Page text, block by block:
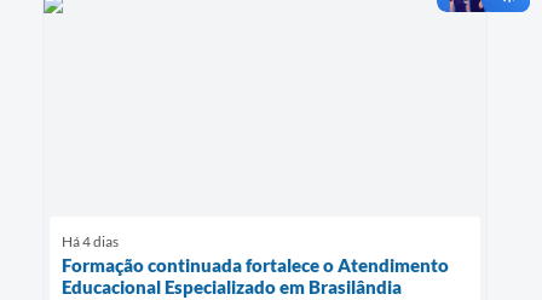
Há 4 dias
Formação continuada fortalece o Atendimento
Educacional Especializado em Brasilândia